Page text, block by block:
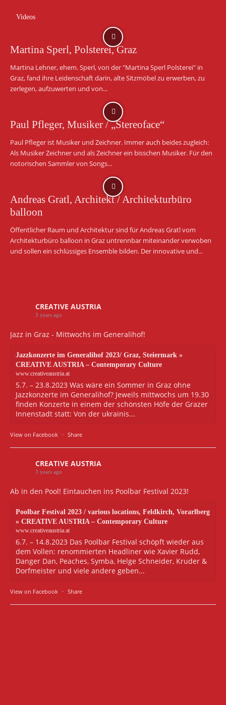
Videos
Martina Sperl, Polsterei, Graz
Martina Lehner, ehem. Sperl, von der "Martina Sperl Polsterei" in
Graz, fand ihre Leidenschaft darin, alte Sitzmöbel zu erwerben, zu
zerlegen, aufzuwerten und von...
Paul Pfleger, Musiker / „Stereoface“
Paul Pfleger ist Musiker und Zeichner. Immer auch beides zugleich:
Als Musiker Zeichner und als Zeichner ein bisschen Musiker. Für den
notorischen Sammler von Songs...
Andreas Gratl, Architekt / Architekturbüro
balloon
Öffentlicher Raum und Architektur sind für Andreas Gratl vom
Architekturbüro balloon in Graz untrennbar miteinander verwoben
und sollen ein schlüssiges Ensemble bilden. Der innovative und...
CREATIVE AUSTRIA
3 years ago
Jazz in Graz - Mittwochs im Generalihof!
Jazzkonzerte im Generalihof 2023/ Graz, Steiermark »
CREATIVE AUSTRIA – Contemporary Culture
www.creativeaustria.at
5.7. – 23.8.2023 Was wäre ein Sommer in Graz ohne
Jazzkonzerte im Generalihof? Jeweils mittwochs um 19.30
finden Konzerte in einem der schönsten Höfe der Grazer
Innenstadt statt: Von der ukrainis...
View on Facebook · Share
CREATIVE AUSTRIA
3 years ago
Ab in den Pool! Eintauchen ins Poolbar Festival 2023!
Poolbar Festival 2023 / various locations, Feldkirch, Vorarlberg
» CREATIVE AUSTRIA – Contemporary Culture
www.creativeaustria.at
6.7. – 14.8.2023 Das Poolbar Festival schöpft wieder aus
dem Vollen: renommierten Headliner wie Xavier Rudd,
Danger Dan, Peaches, Symba, Helge Schneider, Kruder &
Dorfmeister und viele andere geben...
View on Facebook · Share